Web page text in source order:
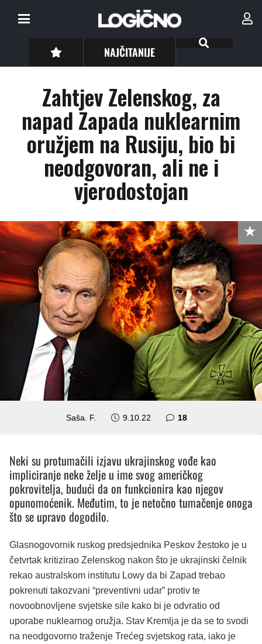
NAJČITANIJE
Zahtjev Zelenskog, za
napad Zapada nuklearnim
oružjem na Rusiju, bio bi
neodgovoran, ali ne i
vjerodostojan
Saša. F. 9.10.22 18komentara
Neki su protumačili izjavu ukrajinskog vođe kao
impliciranje neke želje u ime svog američkog
pokrovitelja, budući da on funkcionira kao njegov
opunomoćenik. Međutim, to je netočno tumačenje onoga
što se upravo dogodilo.
Glasnogovornik ruskog predsjednika Peskov žestoko je u
četvrtak kritizirao Zelenskog nakon što je ukrajinski čelnik
rekao australskom institutu Lowy da bi Zapad trebao
pokrenuti takozvani “preventivni udar” protiv te
novoobnovljene svjetske sile kako bi je odvratio od
uporabe nuklearnog oružja. Stav Kremlja je da se to svodi
na neodgovorno traženje Trećeg svjetskog rata, iako je